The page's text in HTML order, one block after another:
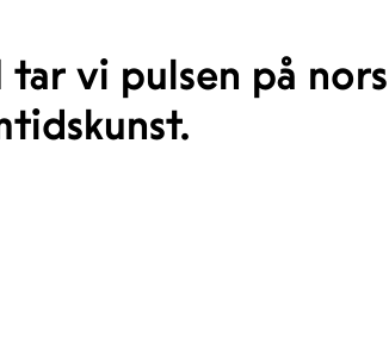
tar vi pulsen på